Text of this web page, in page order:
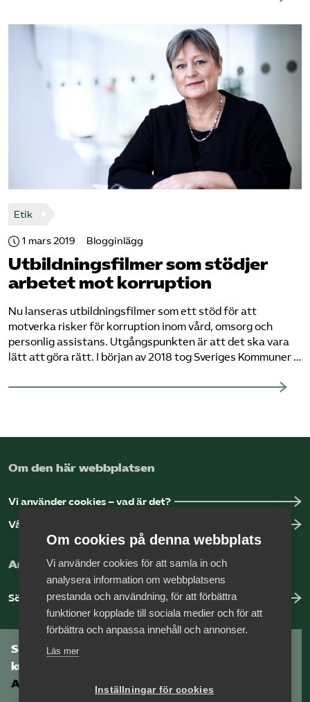
Etik
1 mars 2019 Blogginlägg
Utbildningsfilmer som stödjer
arbetet mot korruption
Nu lanseras utbildningsfilmer som ett stöd för att
motverka risker för korruption inom vård, omsorg och
personlig assistans. Utgångspunkten är att det ska vara
lätt att göra rätt. I början av 2018 tog Sveriges Kommuner …
Om den här webbplatsen
Vi använder cookies – vad är det?
Vår dataskyddspolicy
Arbeta hos Vårdföretagarna?
Sök jobb hos oss
Som medlem har du tillgång till vår digitala
kunskapsbank
Arbetsgivarguiden
Om cookies på denna webbplats
Vi använder cookies för att samla in och
analysera information om webbplatsens
prestanda och användning, för att förbättra
funktioner kopplade till sociala medier och för att
förbättra och anpassa innehåll och annonser.
Läs mer
Inställningar för cookies